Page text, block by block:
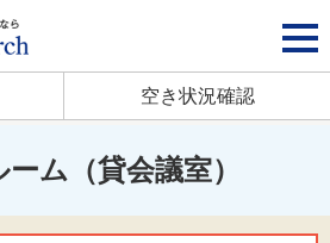
空き状況確認
ム（貸会議室）